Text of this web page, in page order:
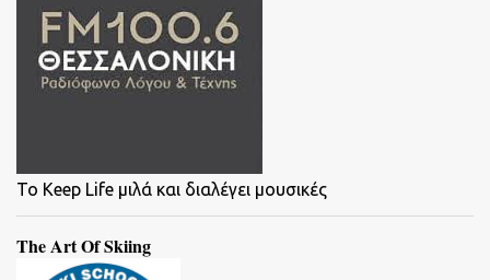
To Keep Life μιλά και διαλέγει μουσικές
The Art Of Skiing